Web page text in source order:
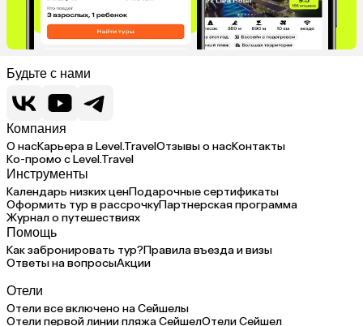
Будьте с нами
Компания
О насКарьера в Level.TravelОтзывы о насКонтакты
Ко-промо с Level.Travel
Инструменты
Календарь низких ценПодарочные сертификаты
Оформить тур в рассрочкуПартнерская программа
Журнал о путешествиях
Помощь
Как забронировать тур?Правила въезда и визы
Ответы на вопросыАкции
Отели
Отели все включено на Сейшелы
Отели первой линии пляжа СейшелОтели Сейшел